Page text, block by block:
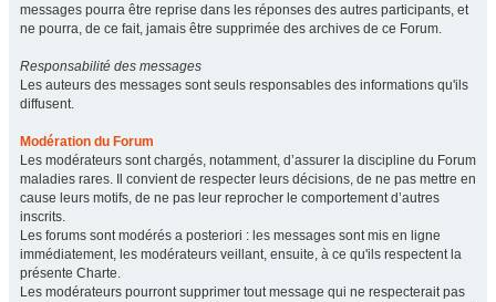
messages pourra être reprise dans les réponses des autres participants, et
ne pourra, de ce fait, jamais être supprimée des archives de ce Forum.
Responsabilité des messages
Les auteurs des messages sont seuls responsables des informations qu'ils
diffusent.
Modération du Forum
Les modérateurs sont chargés, notamment, d’assurer la discipline du Forum
maladies rares. Il convient de respecter leurs décisions, de ne pas mettre en
cause leurs motifs, de ne pas leur reprocher le comportement d’autres
inscrits.
Les forums sont modérés a posteriori : les messages sont mis en ligne
immédiatement, les modérateurs veillant, ensuite, à ce qu'ils respectent la
présente Charte.
Les modérateurs pourront supprimer tout message qui ne respecterait pas